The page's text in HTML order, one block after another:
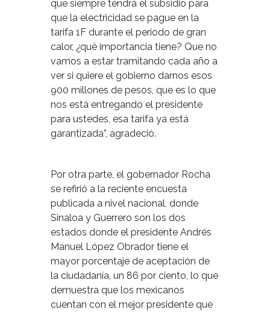
que siempre tendrá el subsidio para
que la electricidad se pague en la
tarifa 1F durante el periodo de gran
calor, ¿qué importancia tiene? Que no
vamos a estar tramitando cada año a
ver si quiere el gobierno darnos esos
900 millones de pesos, que es lo que
nos está entregando el presidente
para ustedes, esa tarifa ya está
garantizada”, agradeció.
Por otra parte, el gobernador Rocha
se refirió a la reciente encuesta
publicada a nivel nacional, donde
Sinaloa y Guerrero son los dos
estados donde el presidente Andrés
Manuel López Obrador tiene el
mayor porcentaje de aceptación de
la ciudadanía, un 86 por ciento, lo que
demuestra que los mexicanos
cuentan con el mejor presidente que